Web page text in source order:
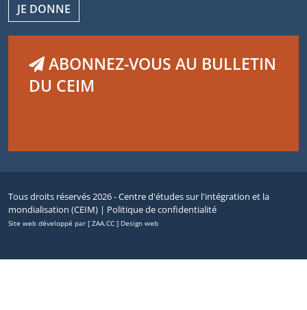
JE DONNE
ABONNEZ-VOUS AU BULLETIN
DU CEIM
Tous droits réservés 2026 - Centre d'études sur l'intégration et la
mondialisation (CEIM) | Politique de confidentialité
Site web développé par [ ZAA.CC ] Design web